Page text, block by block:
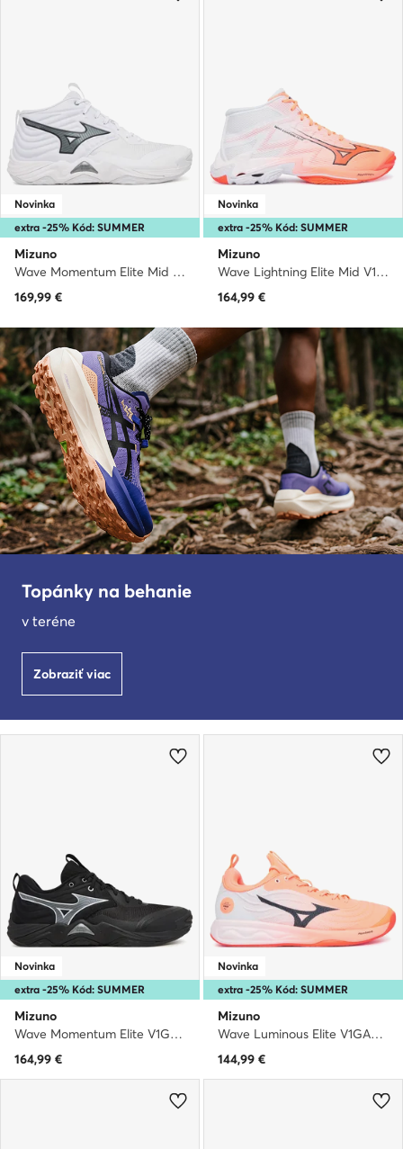
extra -25% Kód: SUMMER
Novinka
Mizuno
Wave Momentum Elite Mid V1GA2517 · Halové topánky
169,99 €
extra -25% Kód: SUMMER
Novinka
Mizuno
Wave Lightning Elite Mid V1GA2605 · Halové topánky
164,99 €
Topánky na behanie
v teréne
Zobraziť viac
extra -25% Kód: SUMMER
Novinka
Mizuno
Wave Momentum Elite V1GA2512 · Halové topánky
164,99 €
extra -25% Kód: SUMMER
Novinka
Mizuno
Wave Luminous Elite V1GA2620 · Halové topánky
144,99 €